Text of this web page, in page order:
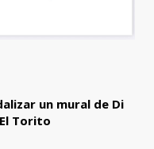
un mural de Di
Torito